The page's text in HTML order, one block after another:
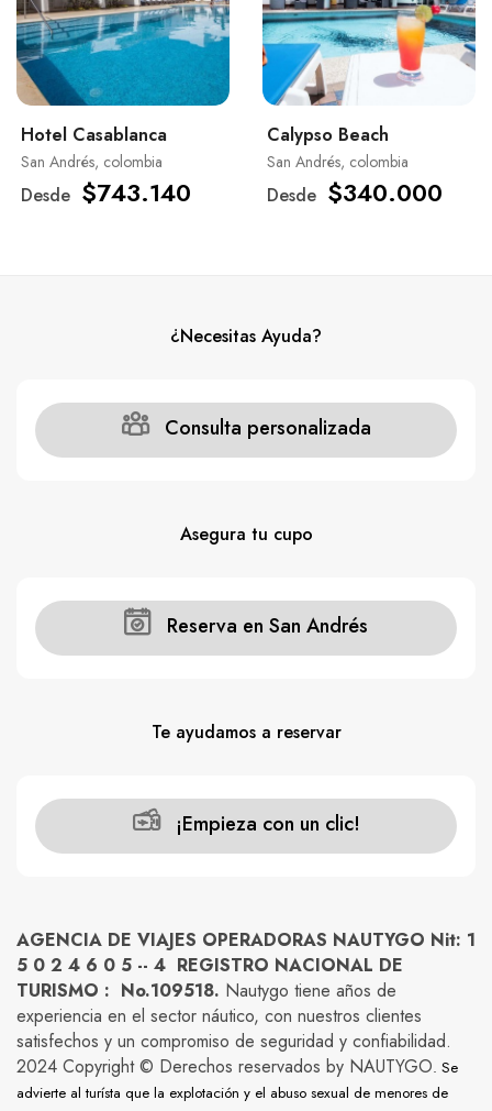
Hotel Casablanca
San Andrés, colombia
Desde $743.140
Calypso Beach
San Andrés, colombia
Desde $340.000
¿Necesitas Ayuda?
Consulta personalizada
Asegura tu cupo
Reserva en San Andrés
Te ayudamos a reservar
¡Empieza con un clic!
AGENCIA DE VIAJES OPERADORAS NAUTYGO Nit: 1
5 0 2 4 6 0 5 -- 4 REGISTRO NACIONAL DE
TURISMO : No.109518. Nautygo tiene años de
experiencia en el sector náutico, con nuestros clientes
satisfechos y un compromiso de seguridad y confiabilidad.
2024 Copyright © Derechos reservados by NAUTYGO. Se
advierte al turísta que la explotación y el abuso sexual de menores de